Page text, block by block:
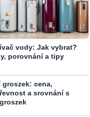
vody: Jak vybrat?
porovnání a tipy
groszek: cena,
a srovnání s